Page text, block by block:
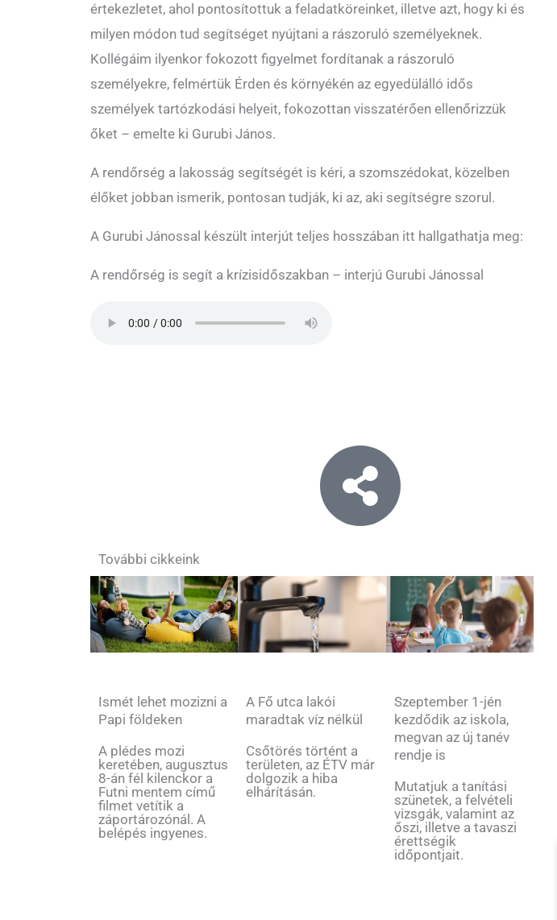
értekezletet, ahol pontosítottuk a feladatköreinket, illetve azt, hogy ki és
milyen módon tud segítséget nyújtani a rászoruló személyeknek.
Kollégáim ilyenkor fokozott figyelmet fordítanak a rászoruló
személyekre, felmértük Érden és környékén az egyedülálló idős
személyek tartózkodási helyeit, fokozottan visszatérően ellenőrizzük
őket – emelte ki Gurubi János.
A rendőrség a lakosság segítségét is kéri, a szomszédokat, közelben
élőket jobban ismerik, pontosan tudják, ki az, aki segítségre szorul.
A Gurubi Jánossal készült interjút teljes hosszában itt hallgathatja meg:
A rendőrség is segít a krízisidőszakban – interjú Gurubi Jánossal
További cikkeink
Ismét lehet mozizni a
Papi földeken
A plédes mozi
keretében, augusztus
8-án fél kilenckor a
Futni mentem című
filmet vetítik a
záportározónál. A
belépés ingyenes.
A Fő utca lakói
maradtak víz nélkül
Csőtörés történt a
területen, az ÉTV már
dolgozik a hiba
elhárításán.
Szeptember 1-jén
kezdődik az iskola,
megvan az új tanév
rendje is
Mutatjuk a tanítási
szünetek, a felvételi
vizsgák, valamint az
őszi, illetve a tavaszi
érettségik
időpontjait.